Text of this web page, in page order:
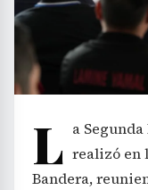
L a
realizó en
Bandera,